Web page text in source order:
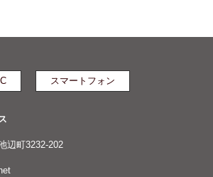
スマートフォン
辺町3232-202